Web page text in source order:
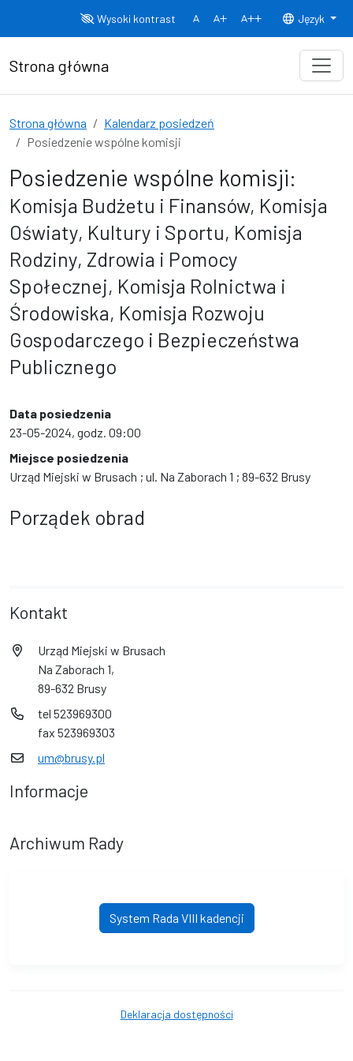
Wysoki kontrast
Normalny rozmiar czcionki
Rozmiar czcionki 150% Rozmiar
Język
Strona główna
Strona główna
Kalendarz posiedzeń
Posiedzenie wspólne komisji
Posiedzenie wspólne komisji:
Komisja Budżetu i Finansów, Komisja
Oświaty, Kultury i Sportu, Komisja
Rodziny, Zdrowia i Pomocy
Społecznej, Komisja Rolnictwa i
Środowiska, Komisja Rozwoju
Gospodarczego i Bezpieczeństwa
Publicznego
Data posiedzenia
23-05-2024, godz. 09:00
Miejsce posiedzenia
Urząd Miejski w Brusach ; ul. Na Zaborach 1 ; 89-632 Brusy
Porządek obrad
Kontakt
Urząd Miejski w Brusach
Na Zaborach 1,
89-632 Brusy
tel 523969300
fax 523969303
um@brusy.pl
Informacje
Archiwum Rady
System Rada VIII kadencji
Deklaracja dostępności